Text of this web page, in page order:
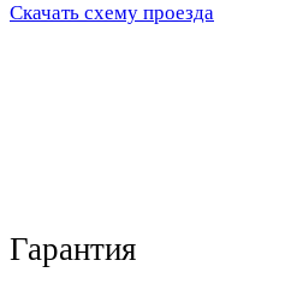
Скачать схему проезда
Гарантия